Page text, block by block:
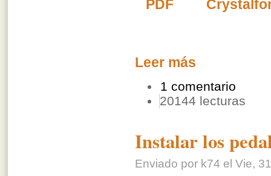
Leer más
1 comentario
20144 lecturas
Instalar los
Enviado por k74 el Vie,